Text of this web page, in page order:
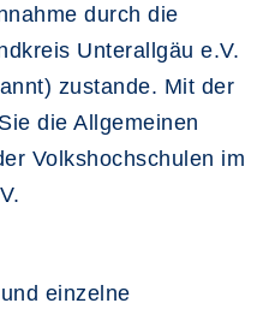
durch die
Unterallgäu e.V.
zustande. Mit der
die Allgemeinen
Volkshochschulen im
einzelne